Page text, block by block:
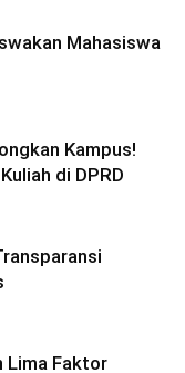
Mahasiswa
Kampus!
di DPRD
Lima Faktor